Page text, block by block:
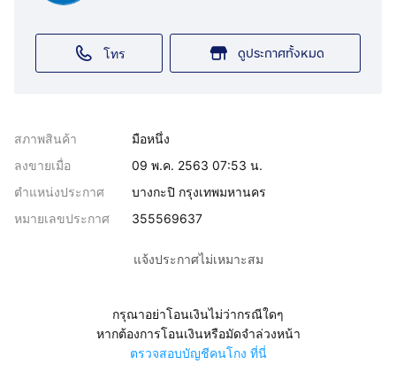
โทร ดูประกาศทั้งหมด
สภาพสินค้า
มือหนึ่ง
ลงขายเมื่อ
09 พ.ค. 2563 07:53 น.
ตำแหน่งประกาศ
บางกะปิ กรุงเทพมหานคร
หมายเลขประกาศ
355569637
แจ้งประกาศไม่เหมาะสม
กรุณาอย่าโอนเงินไม่ว่ากรณีใดๆ
หากต้องการโอนเงินหรือมัดจำล่วงหน้า
ตรวจสอบบัญชีคนโกง ที่นี่